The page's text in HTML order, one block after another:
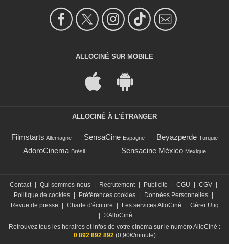
ALLOCINÉ SUR MOBILE
ALLOCINÉ À L'ÉTRANGER
Filmstarts Allemagne SensaCine Espagne Beyazperde Turquie
AdoroCinema Brésil Sensacine México Mexique
Contact Qui sommes-nous Recrutement Publicité CGU CGV
Politique de cookies
Préférences cookies Données Personnelles
Revue de presse
Charte d'écriture Les services AlloCiné
Gérer Utiq
©AlloCiné
Retrouvez tous les horaires et infos de votre cinéma sur le numéro AlloCiné :
0 892 892 892(0,90€/minute)